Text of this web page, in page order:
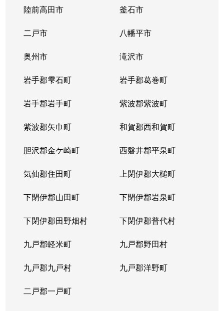
陸前高田市 釜石市
二戸市 八幡平市
奥州市 滝沢市
岩手郡雫石町 岩手郡葛巻町
岩手郡岩手町 紫波郡紫波町
紫波郡矢巾町 和賀郡西和賀町
胆沢郡金ケ崎町 西磐井郡平泉町
気仙郡住田町 上閉伊郡大槌町
下閉伊郡山田町 下閉伊郡岩泉町
下閉伊郡田野畑村 下閉伊郡普代村
九戸郡軽米町 九戸郡野田村
九戸郡九戸村 九戸郡洋野町
二戸郡一戸町